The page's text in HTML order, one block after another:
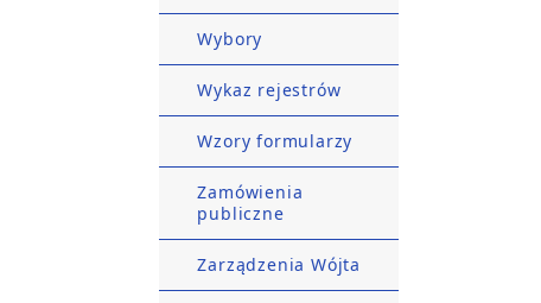
Wybory
Wykaz rejestrów
Wzory formularzy
Zamówienia
publiczne
Zarządzenia Wójta